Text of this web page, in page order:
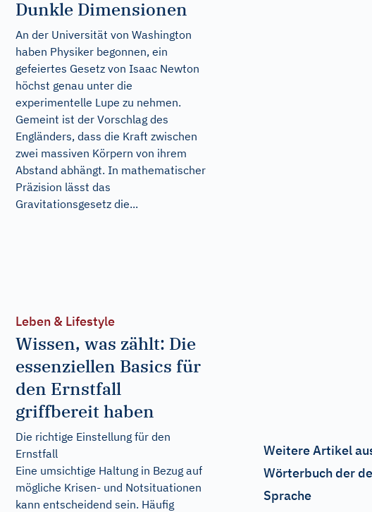
Dunkle Dimensionen
An der Universität von Washington
haben Physiker begonnen, ein
gefeiertes Gesetz von Isaac Newton
höchst genau unter die
experimentelle Lupe zu nehmen.
Gemeint ist der Vorschlag des
Engländers, dass die Kraft zwischen
zwei massiven Körpern von ihrem
Abstand abhängt. In mathematischer
Präzision lässt das
Gravitationsgesetz die...
Leben & Lifestyle
Wissen, was zählt: Die
essenziellen Basics für
den Ernstfall
griffbereit haben
Die richtige Einstellung für den
Ernstfall
Eine umsichtige Haltung in Bezug auf
mögliche Krisen- und Notsituationen
kann entscheidend sein. Häufig
Weitere Artikel
Wörterbuch der
Sprache